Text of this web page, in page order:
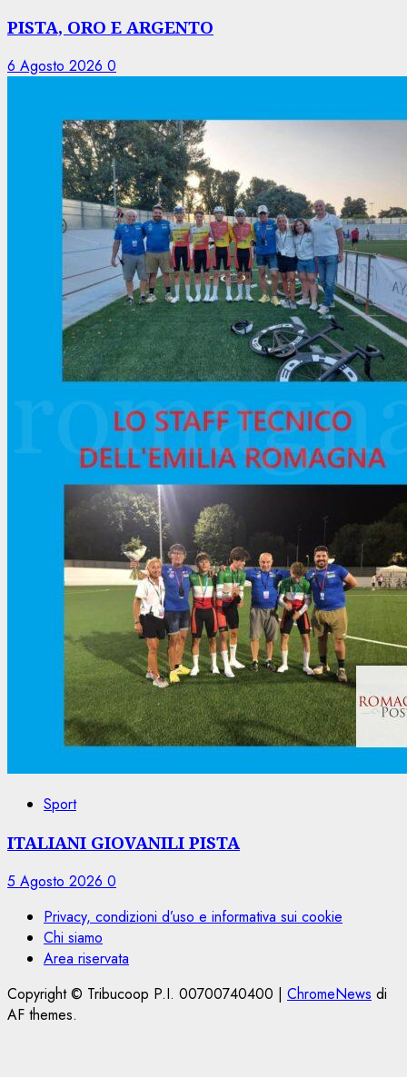
PISTA, ORO E ARGENTO
6 Agosto 2026 0
Sport
ITALIANI GIOVANILI PISTA
5 Agosto 2026 0
Privacy, condizioni d’uso e informativa sui cookie
Chi siamo
Area riservata
Copyright © Tribucoop P.I. 00700740400 | ChromeNews di
AF themes.